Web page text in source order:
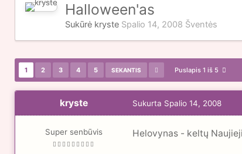
Halloween'as
Sukūrė kryste Spalio 14, 2008 Šventės
1 2 3 4 5 SEKANTIS Puslapis 1 iš 5
kryste
Super senbūvis
Sukurta Spalio 14, 2008
Helovynas - keltų